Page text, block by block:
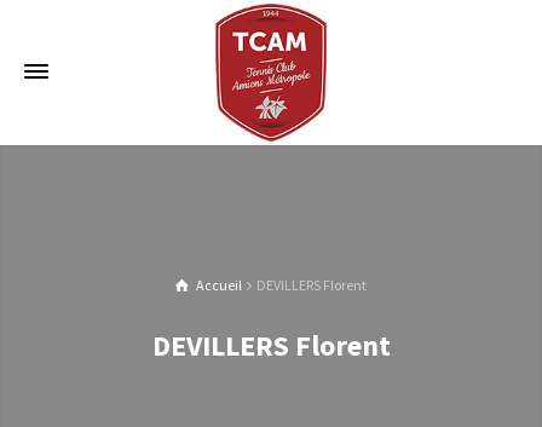
Accueil DEVILLERS Florent
DEVILLERS Florent